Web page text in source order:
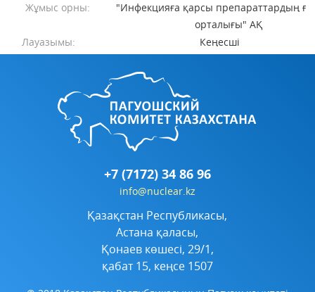
Жұмыс орны:
"Инфекцияға қарсы препараттардың
орталығы" АҚ
Лауазымы:
Кеңесші
+7 (7172) 34 86 96
info@nuclear.kz
Қазақстан Республикасы,
Астана қаласы,
Қонаев көшесі, 29/1,
қабат 15, кеңсе 1507